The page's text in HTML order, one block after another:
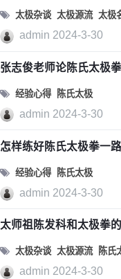
太极杂谈 太极源流 太极
admin 2024-3-30
张志俊老师论陈氏太极拳
经验心得 陈氏太极
admin 2024-3-30
怎样练好陈氏太极拳一
经验心得 陈氏太极
admin 2024-3-30
太师祖陈发科和太极拳
太极杂谈 太极源流 陈氏
admin 2024-3-30